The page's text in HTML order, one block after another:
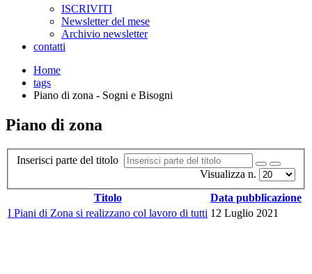
ISCRIVITI
Newsletter del mese
Archivio newsletter
contatti
Home
tags
Piano di zona - Sogni e Bisogni
Piano di zona
Inserisci parte del titolo
Visualizza n.
Titolo
Data pubblicazione
I Piani di Zona si realizzano col lavoro di tutti 12 Luglio 2021